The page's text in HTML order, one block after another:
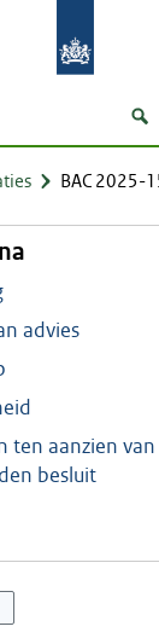
BAC 2025-
advies
ten aanzien
besluit